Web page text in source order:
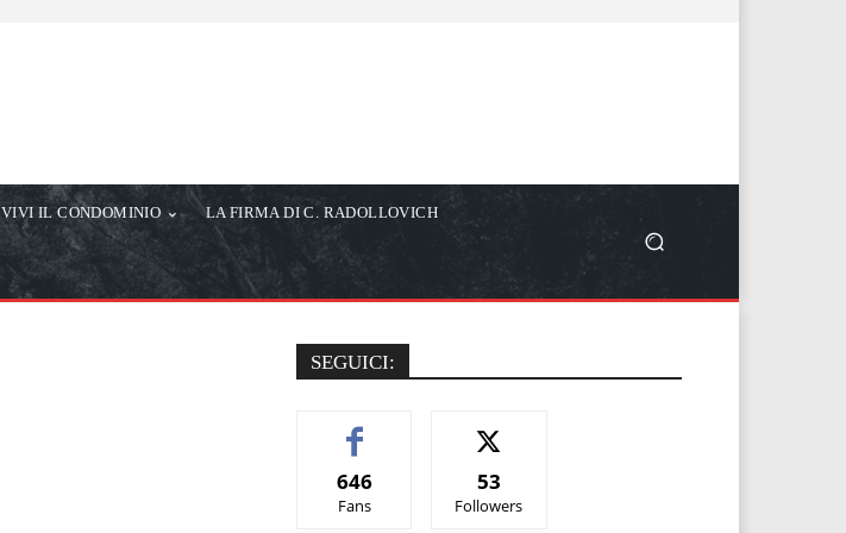
VIVI IL CONDOMINIO LA FIRMA DI C. RADOLLOVICH
SEGUICI:
646
Fans
53
Followers